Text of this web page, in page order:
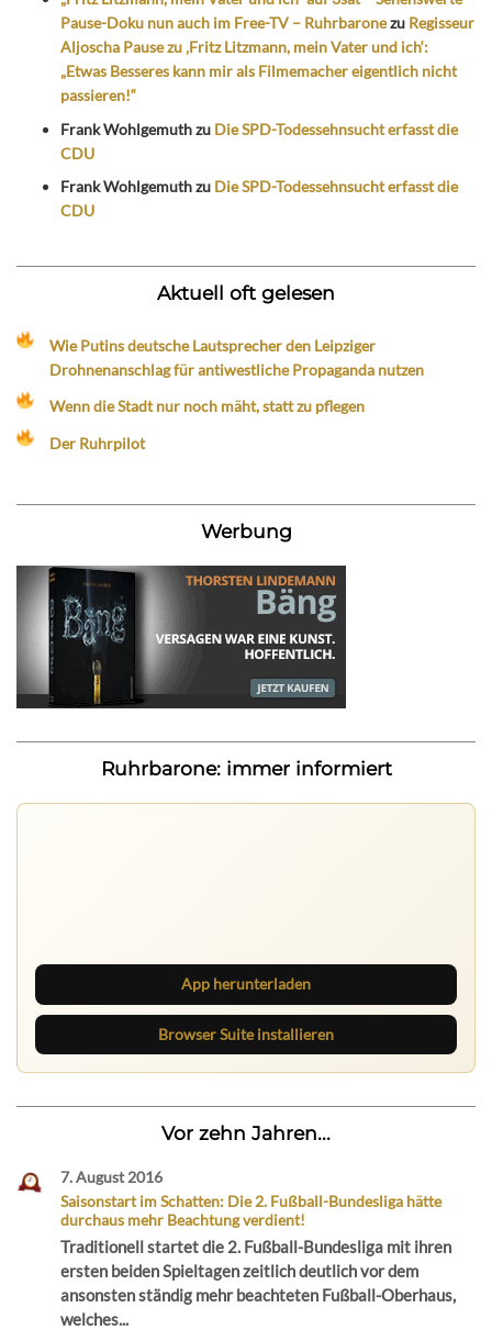
Pause-Doku nun auch im Free-TV – Ruhrbaronezu Regisseur
Aljoscha Pause zu ‚Fritz Litzmann, mein Vater und ich‘:
„Etwas Besseres kann mir als Filmemacher eigentlich nicht
passieren!“
Frank Wohlgemuthzu Die SPD-Todessehnsucht erfasst die
CDU
Frank Wohlgemuthzu Die SPD-Todessehnsucht erfasst die
CDU
Aktuell oft gelesen
Wie Putins deutsche Lautsprecher den Leipziger
Drohnenanschlag für antiwestliche Propaganda nutzen
Wenn die Stadt nur noch mäht, statt zu pflegen
Der Ruhrpilot
Werbung
Ruhrbarone: immer informiert
App herunterladen
Browser Suite installieren
Vor zehn Jahren...
7. August 2016
Saisonstart im Schatten: Die 2. Fußball-Bundesliga hätte
durchaus mehr Beachtung verdient!
Traditionell startet die 2. Fußball-Bundesliga mit ihren
ersten beiden Spieltagen zeitlich deutlich vor dem
ansonsten ständig mehr beachteten Fußball-Oberhaus,
welches...